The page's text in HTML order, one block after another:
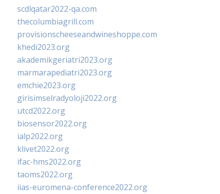
scdlqatar2022-qa.com
thecolumbiagrill.com
provisionscheeseandwineshoppe.com
khedi2023.org
akademikgeriatri2023.org
marmarapediatri2023.org
emchie2023.org
girisimselradyoloji2022.org
utcd2022.org
biosensor2022.org
ialp2022.org
klivet2022.org
ifac-hms2022.org
taoms2022.org
iias-euromena-conference2022.org